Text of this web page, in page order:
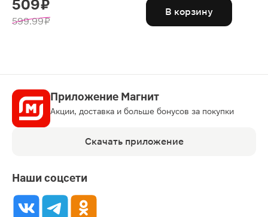
509 ₽
599.99 ₽
В корзину
Приложение Магнит
Акции, доставка и больше бонусов за покупки
Скачать приложение
Наши соцсети